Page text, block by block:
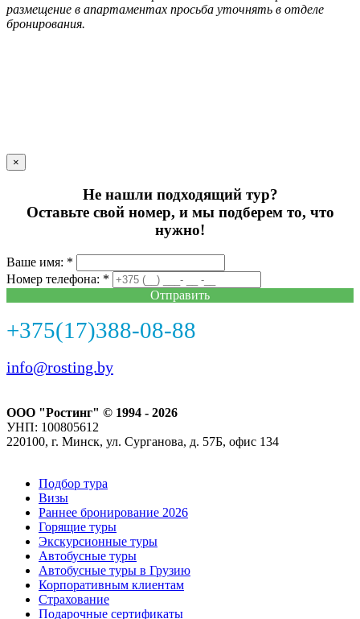
размещение в апартаментах просьба уточнять в отделе
бронирования.
×
Не нашли подходящий тур?
Оставьте свой номер, и мы подберем то, что
нужно!
Ваше имя: *
Номер телефона: *
Отправить
+375(17)388-08-88
info@rosting.by
ООО "Ростинг" © 1994 - 2026
УНП: 100805612
220100, г. Минск, ул. Сурганова, д. 57Б, офис 134
Подбор тура
Визы
Раннее бронирование 2026
Горящие туры
Экскурсионные туры
Автобусные туры
Автобусные туры в Грузию
Корпоративным клиентам
Страхование
Подарочные сертификаты